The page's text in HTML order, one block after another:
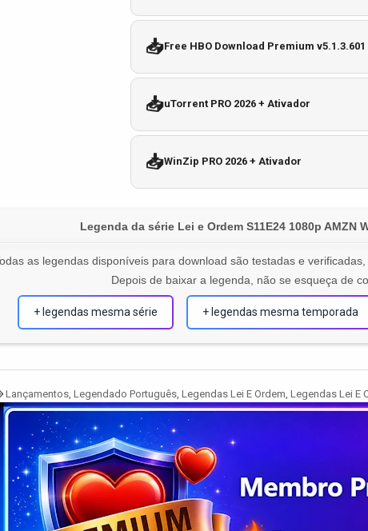
📥Free HBO Download Premium
📥uTorrent PRO 2026 + Ativador
📥WinZip PRO 2026 + Ativador
Legenda da série Lei e Ordem S11E24 1080p AMZN
as legendas disponíveis para download são testadas e
Depois de baixar a legenda, não se esqueça de
+ legendas mesma série + legendas mesma temporada
Tagged
Lançamentos, Legendado Português, Legendas Lei E Ordem Legendas Lei E